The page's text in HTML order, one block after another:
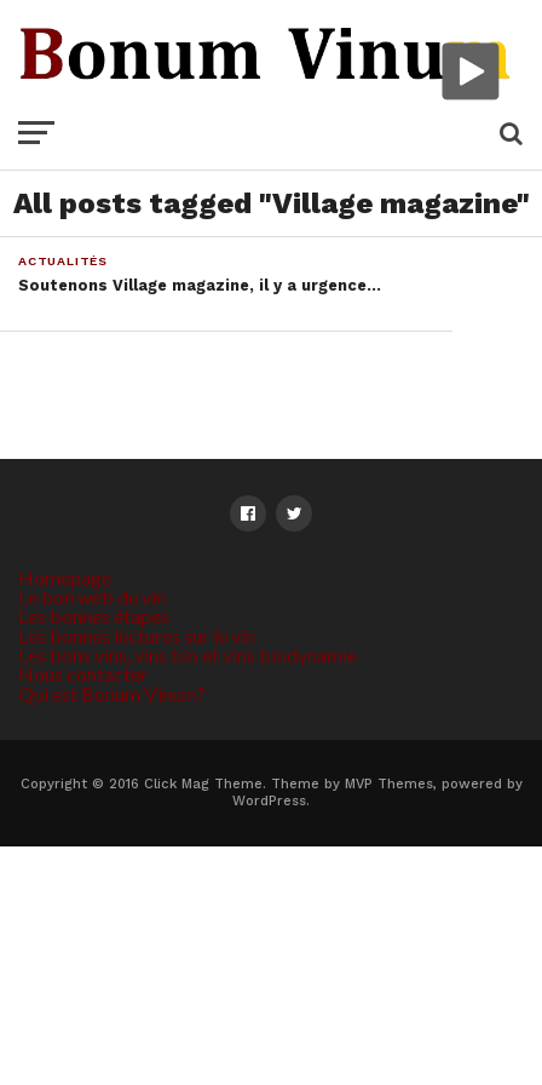
All posts tagged "Village magazine"
ACTUALITÉS
Soutenons Village magazine, il y a urgence…
Homepage
Le bon web du vin
Les bonnes étapes
Les bonnes lectures sur le vin
Les bons vins, vins bio et vins biodynamie
Nous contacter
Qui est Bonum Vinum?
Copyright © 2016 Click Mag Theme. Theme by MVP Themes, powered by
WordPress.